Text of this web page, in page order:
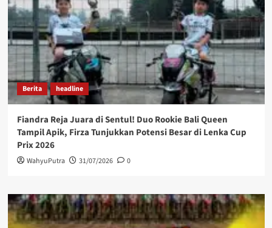
Berita headline
Fiandra Reja Juara di Sentul! Duo Rookie Bali Queen
Tampil Apik, Firza Tunjukkan Potensi Besar di Lenka Cup
Prix 2026
WahyuPutra 31/07/2026 0